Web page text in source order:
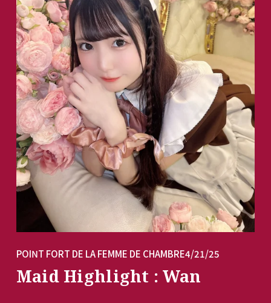
POINT FORT DE LA FEMME DE CHAMBRE4/21/25
Maid Highlight : Wan